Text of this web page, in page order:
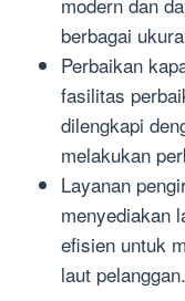
berbagai
Perbaikan
fasilitas
dilengkapi
melakukan
Layanan
menyediakan
efisien untuk
laut pelanggan.